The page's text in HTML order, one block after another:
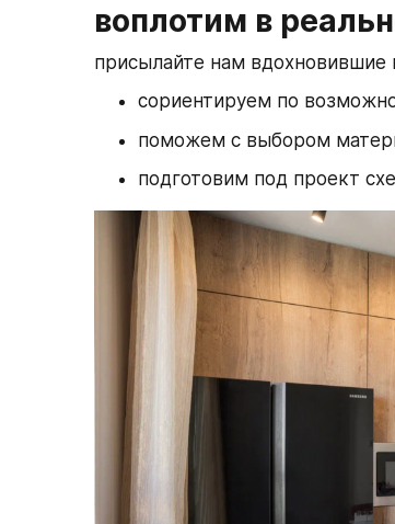
воплотим в
присылайте нам вдохновившие
сориентируем по
поможем с выбором
подготовим под проект